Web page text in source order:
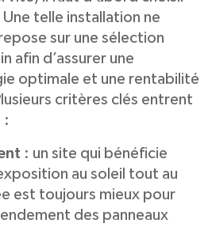
telle installation ne
sur une sélection
afin d’assurer une
optimale et une rentabilité
critères clés entrent
:
: un site qui bénéficie
au soleil tout au
est toujours mieux pour
des panneaux